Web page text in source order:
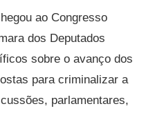
ao Congresso
dos Deputados
sobre o avanço dos
para criminalizar a
parlamentares,